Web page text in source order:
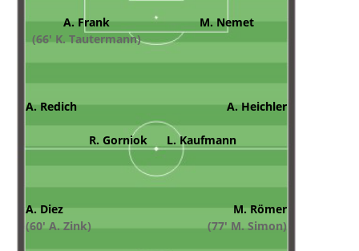
A. Frank
(66' K. Tautermann)
M. Nemet
A. Redich A. Heichler
R. Gorniok L. Kaufmann
A. Diez
(60' A. Zink)
M. Römer
(77' M. Simon)